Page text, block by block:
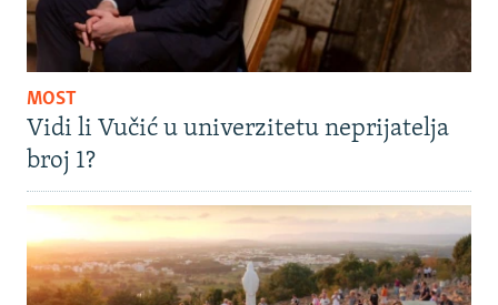
MOST
Vidi li Vučić u univerzitetu neprijatelja
broj 1?